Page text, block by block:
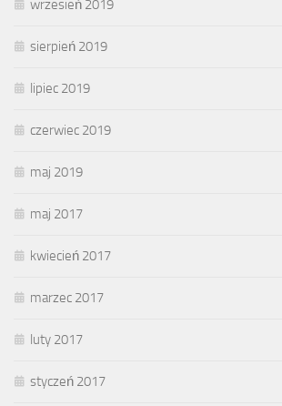
wrzesień 2019
sierpień 2019
lipiec 2019
czerwiec 2019
maj 2019
maj 2017
kwiecień 2017
marzec 2017
luty 2017
styczeń 2017